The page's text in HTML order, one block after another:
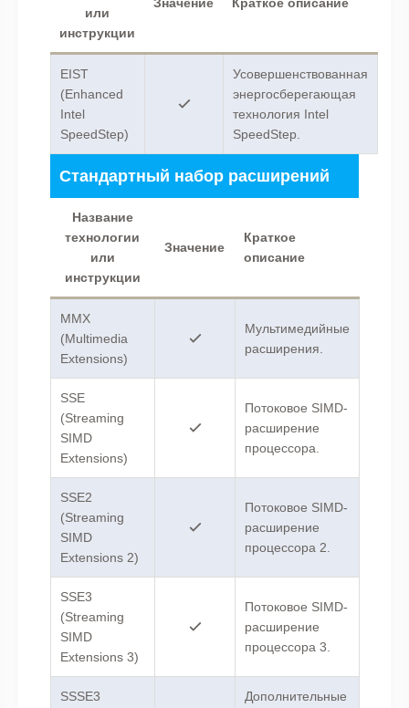
или
инструкции
EIST
(Enhanced
Intel
SpeedStep)
Усовершенствованная
энергосберегающая
технология Intel
SpeedStep.
Стандартный набор расширений
Название
технологии
или
инструкции
Значение
Краткое
описание
MMX
(Multimedia
Extensions)
Мультимедийные
расширения.
SSE
(Streaming
SIMD
Extensions)
Потоковое SIMD-
расширение
процессора.
SSE2
(Streaming
SIMD
Extensions 2)
Потоковое SIMD-
расширение
процессора 2.
SSE3
(Streaming
SIMD
Extensions 3)
Потоковое SIMD-
расширение
процессора 3.
SSSE3
Дополнительные